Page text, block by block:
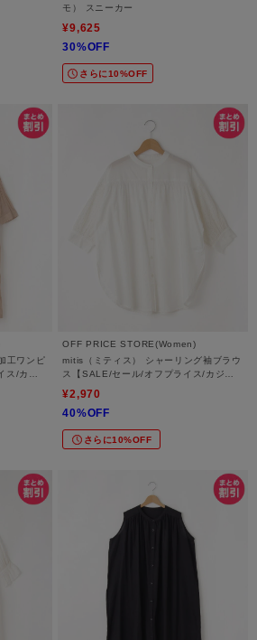
モ） スニーカー
¥9,625
30%OFF
さらに10%OFF
工ワンピ
ス/カジ
り】
OFF PRICE STORE(Women)
mitis（ミティス） シャーリング袖ブラウ
ス【SALE/セール/オフプライス/カジュ
アル/デイリー/トレンド】
¥2,970
40%OFF
さらに10%OFF